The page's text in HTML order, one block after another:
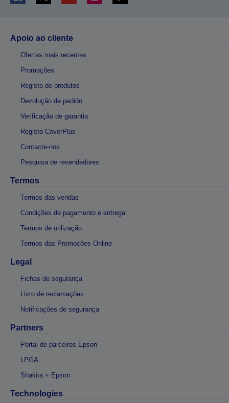
Apoio ao cliente
Ofertas mais recentes
Promoções
Registo de produtos
Devolução de pedido
Verificação de garantia
Registo CoverPlus
Contacte-nos
Pesquisa de revendedores
Termos
Termos das vendas
Condições de pagamento e entrega
Termos de utilização
Termos das Promoções Online
Legal
Fichas de segurança
Livro de reclamações
Notificações de segurança
Partners
Portal de parceiros Epson
LPGA
Shakira + Epson
Technologies